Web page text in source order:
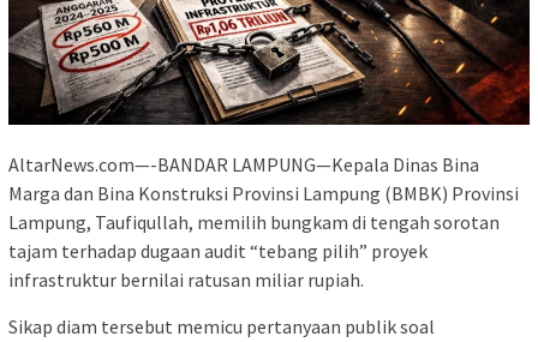
AltarNews.com—-BANDAR LAMPUNG—Kepala Dinas Bina
Marga dan Bina Konstruksi Provinsi Lampung (BMBK) Provinsi
Lampung, Taufiqullah, memilih bungkam di tengah sorotan
tajam terhadap dugaan audit “tebang pilih” proyek
infrastruktur bernilai ratusan miliar rupiah.
Sikap diam tersebut memicu pertanyaan publik soal